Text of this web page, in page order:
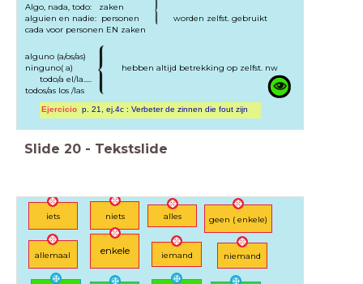
Algo, nada, todo: zaken
alguien en nadie: personen worden zelfst. gebruikt
cada voor personen EN zaken
alguno (a/os/as)
ninguno( a) hebben altijd betrekking op zelfst. nw
todo/a el/la.....
todos/as los /las
Ejercicio p. 21, ej.4c : Verbeter de zinnen die fout zijn
Slide 20 - Tekstslide
iets niets alles geen ( enkele)
allemaal enkele iemand niemand